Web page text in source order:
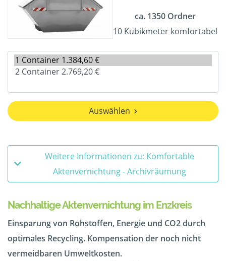
ca. 1350 Ordner
10 Kubikmeter komfortabel
Auswählen
Weitere Informationen zu: Komfortable
Aktenvernichtung - Archivräumung
Nachhaltige Aktenvernichtung im Enzkreis
Einsparung von Rohstoffen, Energie und CO2 durch
optimales Recycling. Kompensation der noch nicht
vermeidbaren Umweltkosten.